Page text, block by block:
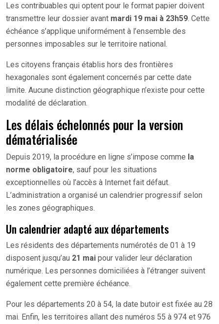
Les contribuables qui optent pour le format papier doivent
transmettre leur dossier avant mardi 19 mai à 23h59. Cette
échéance s’applique uniformément à l’ensemble des
personnes imposables sur le territoire national.
Les citoyens français établis hors des frontières
hexagonales sont également concernés par cette date
limite. Aucune distinction géographique n’existe pour cette
modalité de déclaration.
Les délais échelonnés pour la version
dématérialisée
Depuis 2019, la procédure en ligne s’impose comme la
norme obligatoire, sauf pour les situations
exceptionnelles où l’accès à Internet fait défaut.
L’administration a organisé un calendrier progressif selon
les zones géographiques.
Un calendrier adapté aux départements
Les résidents des départements numérotés de 01 à 19
disposent jusqu’au 21 mai pour valider leur déclaration
numérique. Les personnes domiciliées à l’étranger suivent
également cette première échéance.
Pour les départements 20 à 54, la date butoir est fixée au 28
mai. Enfin, les territoires allant des numéros 55 à 974 et 976